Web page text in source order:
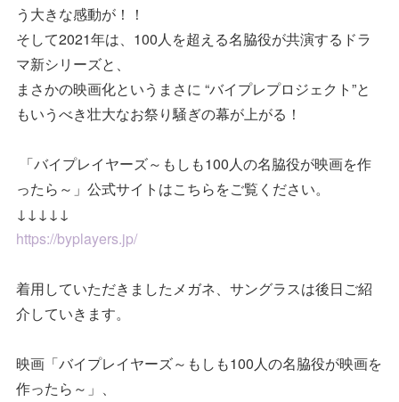
う大きな感動が！！
そして2021年は、100人を超える名脇役が共演するドラ
マ新シリーズと、
まさかの映画化というまさに “バイプレプロジェクト”と
もいうべき壮大なお祭り騒ぎの幕が上がる！
「バイプレイヤーズ～もしも100人の名脇役が映画を作
ったら～」公式サイトはこちらをご覧ください。
↓↓↓↓↓
https://byplayers.jp/
着用していただきましたメガネ、サングラスは後日ご紹
介していきます。
映画「バイプレイヤーズ～もしも100人の名脇役が映画を
作ったら～」、